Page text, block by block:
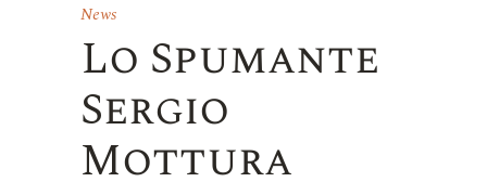
News
Lo Spumante
Sergio
Mottura